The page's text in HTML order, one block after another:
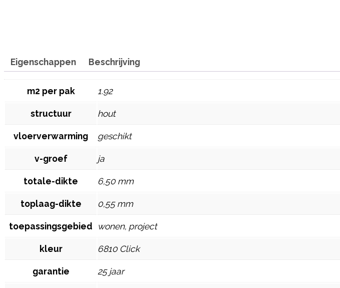
Eigenschappen Beschrijving
m2 per pak 1.92
structuur hout
vloerverwarming geschikt
v-groef ja
totale-dikte 6,50 mm
toplaag-dikte 0,55 mm
toepassingsgebied wonen, project
kleur 6810 Click
garantie 25 jaar